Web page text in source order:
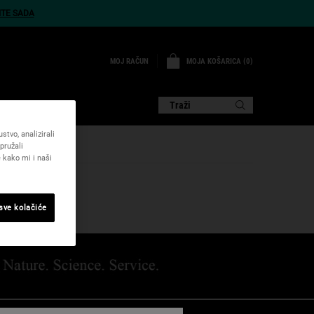
SADA
MOJ RAČUN MOJA KOŠARICA 0
0 PROIZVOD
O NAMA Traži
analizirali
kako mi i naši
kolačiće